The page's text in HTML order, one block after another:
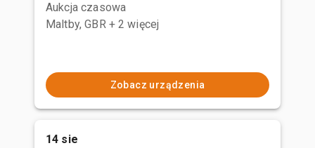
Aukcja czasowa
Maltby, GBR + 2 więcej
Zobacz urządzenia
14 sie